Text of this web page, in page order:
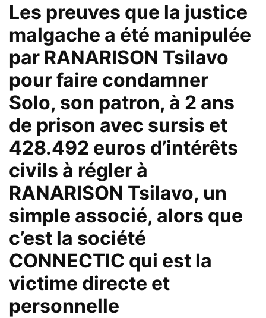
Les preuves que la justice
malgache a été manipulée
par RANARISON Tsilavo
pour faire condamner
Solo, son patron, à 2 ans
de prison avec sursis et
428.492 euros d’intérêts
civils à régler à
RANARISON Tsilavo, un
simple associé, alors que
c’est la société
CONNECTIC qui est la
victime directe et
personnelle